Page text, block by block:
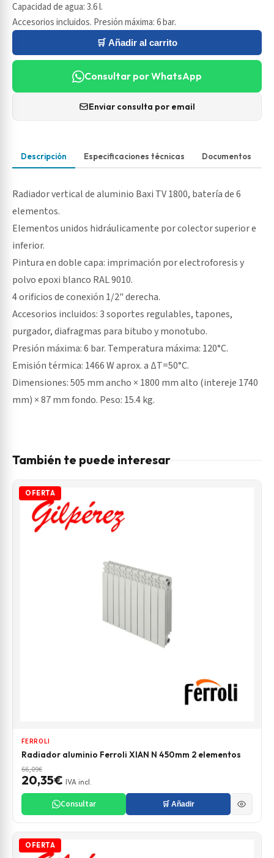
Capacidad de agua: 3.6 l.
Accesorios incluidos. Presión máxima: 6 bar.
🛒 Añadir al carrito
Consultar por WhatsApp
Enviar consulta por email
Descripción Especificaciones técnicas Documentos
Radiador vertical de aluminio Baxi TV 1800, batería de 6
elementos.
Elementos unidos hidráulicamente por colector superior e
inferior.
Pintura en doble capa: imprimación por electroforesis y
polvo epoxi blanco RAL 9010.
4 orificios de conexión 1/2" derecha.
Accesorios incluidos: 3 soportes regulables, tapones,
purgador, diafragmas para bitubo y monotubo.
Presión máxima: 6 bar. Temperatura máxima: 120°C.
Emisión térmica: 1466 W aprox. a ΔT=50°C.
Dimensiones: 505 mm ancho × 1800 mm alto (intereje 1740
mm) × 87 mm fondo. Peso: 15.4 kg.
También te puede interesar
OFERTA
FERROLI
Radiador aluminio Ferroli XIAN N 450mm 2 elementos
66,09€
20,35€ IVA incl.
Consultar 🛒 Añadir
OFERTA